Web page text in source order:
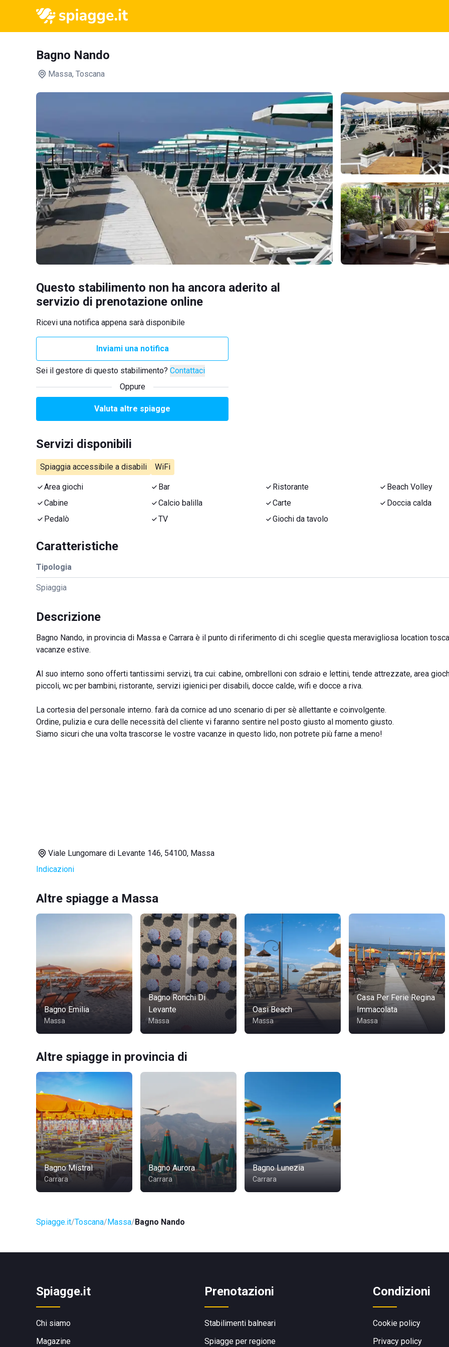
Bagno Nando
Massa, Toscana
Questo stabilimento non ha ancora aderito al
servizio di prenotazione online
Ricevi una notifica appena sarà disponibile
Inviami una notifica
Sei il gestore di questo stabilimento? Contattaci
Oppure
Valuta altre spiagge
Servizi disponibili
Spiaggia accessibile a disabili WiFi
Area giochi Bar Ristorante
Beach Volley
Cabine
Calcio balilla Carte
Doccia calda
Pedalò
TV Giochi da tavolo
Caratteristiche
Tipologia
Spiaggia
Descrizione
Bagno Nando, in provincia di Massa e Carrara è il punto di riferimento di chi sceglie questa meravigliosa location
vacanze estive.
Al suo interno sono offerti tantissimi servizi, tra cui: cabine, ombrelloni con sdraio e lettini, tende attrezzate, area
piccoli, wc per bambini, ristorante, servizi igienici per disabili, docce calde, wifi e docce a riva.
La cortesia del personale interno. farà da cornice ad uno scenario di per sè allettante e coinvolgente.
Ordine, pulizia e cura delle necessità del cliente vi faranno sentire nel posto giusto al momento giusto.
Siamo sicuri che una volta trascorse le vostre vacanze in questo lido, non potrete più farne a meno!
Viale Lungomare di Levante 146, 54100, Massa
Indicazioni
Altre spiagge a Massa
Bagno Emilia
Massa
Bagno Ronchi Di
Levante
Massa
Oasi Beach
Massa
Casa Per Ferie Regina
Immacolata
Massa
Altre spiagge in provincia di
Bagno Mistral
Carrara
Bagno Aurora
Carrara
Bagno Lunezia
Carrara
Spiagge.it Toscana Massa Bagno Nando
Spiagge.it
Chi siamo
Magazine
Prenotazioni
Stabilimenti balneari
Spiagge per regione
Condizioni
Cookie policy
Privacy policy